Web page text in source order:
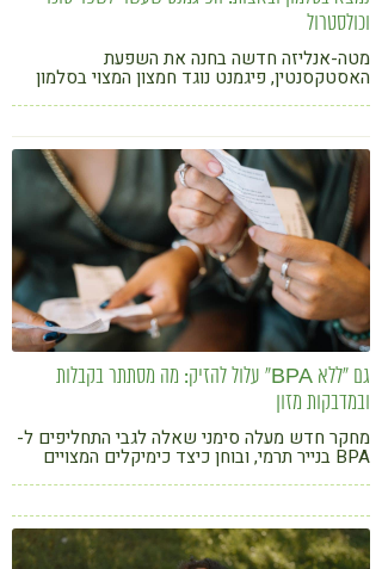
וכולסטרול
מטה-אנליזה חדשה בחנה את השפעת
האסטקסנטין, פיגמנט נוגד חמצון המצוי בסלמון
גם "ללא BPA" עלול להזיק: מה מסתתר בקבלות
ובמדבקות מזון
מחקר חדש מעלה סימני שאלה לגבי התחליפים ל-
BPA בנייר תרמי, ובוחן כיצד כימיקלים המצויים